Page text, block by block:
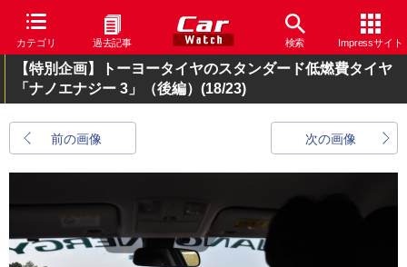
カテゴリ 過去記事 検索 Impressサイト
【特別企画】トーヨータイヤのスタンダード低燃費タイヤ
「ナノエナジー 3」（後編） (18/23)
前の画像 次の画像